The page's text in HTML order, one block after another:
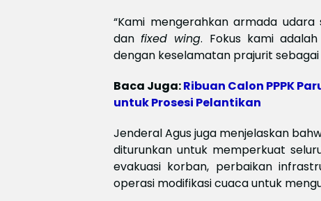
“Kami mengerahkan armada
danfixed wing. Fokus kami
dengan keselamatan prajurit sebagai
Baca Juga:Ribuan Calon PPPK
untuk Prosesi Pelantikan
Jenderal Agus juga menjelaskan
diturunkan untuk memperkuat
evakuasi korban, perbaikan
operasi modifikasi cuaca untuk